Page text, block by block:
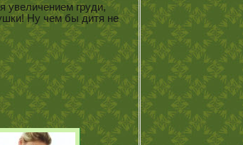
груди,
Ну чем бы дитя не